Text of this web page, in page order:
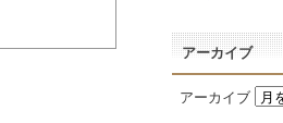
アーカイブ
アーカイブ